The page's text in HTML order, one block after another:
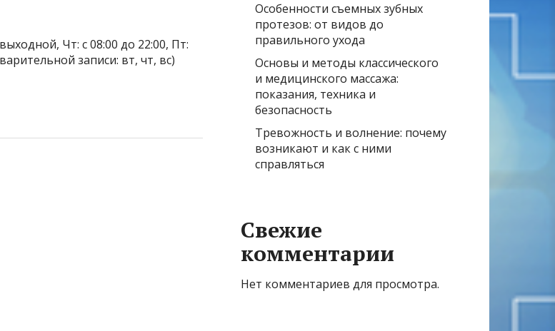
Чт: с 08:00 до 22:00, Пт:
записи: вт, чт, вс)
Особенности съемных зубных
протезов: от видов до
правильного ухода
Основы и методы классического
и медицинского массажа:
показания, техника и
безопасность
Тревожность и волнение: почему
возникают и как с ними
справляться
Свежие
комментарии
Нет комментариев для просмотра.